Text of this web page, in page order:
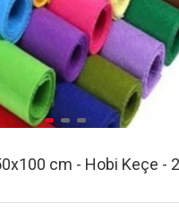
cm - Hobi Keçe -